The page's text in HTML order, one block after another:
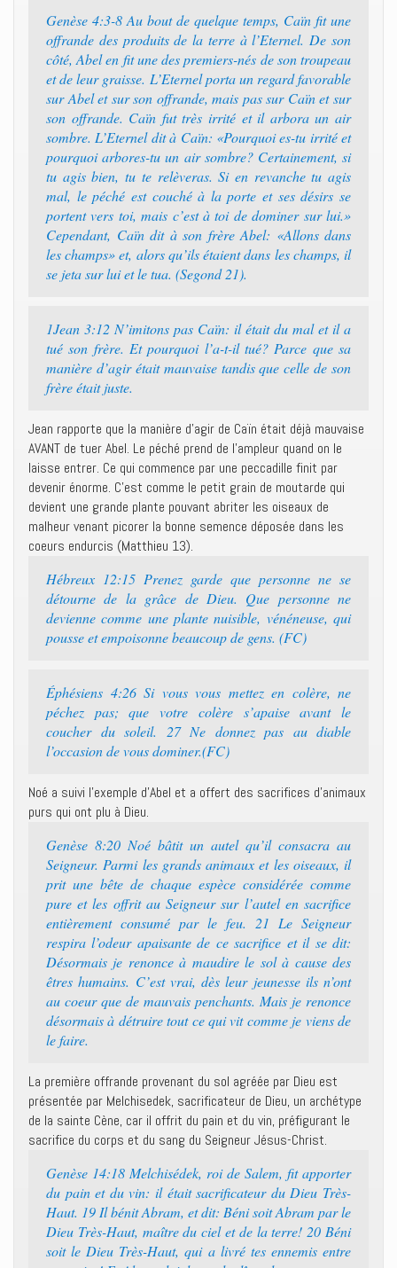
Genèse 4:3-8 Au bout de quelque temps, Caïn fit une
offrande des produits de la terre à l’Eternel. De son
côté, Abel en fit une des premiers-nés de son troupeau
et de leur graisse. L’Eternel porta un regard favorable
sur Abel et sur son offrande, mais pas sur Caïn et sur
son offrande. Caïn fut très irrité et il arbora un air
sombre. L’Eternel dit à Caïn: «Pourquoi es-tu irrité et
pourquoi arbores-tu un air sombre? Certainement, si
tu agis bien, tu te relèveras. Si en revanche tu agis
mal, le péché est couché à la porte et ses désirs se
portent vers toi, mais c’est à toi de dominer sur lui.»
Cependant, Caïn dit à son frère Abel: «Allons dans
les champs» et, alors qu’ils étaient dans les champs, il
se jeta sur lui et le tua. (Segond 21).
1Jean 3:12 N’imitons pas Caïn: il était du mal et il a
tué son frère. Et pourquoi l’a-t-il tué? Parce que sa
manière d’agir était mauvaise tandis que celle de son
frère était juste.
Jean rapporte que la manière d’agir de Caïn était déjà mauvaise
AVANT de tuer Abel. Le péché prend de l’ampleur quand on le
laisse entrer. Ce qui commence par une peccadille finit par
devenir énorme. C’est comme le petit grain de moutarde qui
devient une grande plante pouvant abriter les oiseaux de
malheur venant picorer la bonne semence déposée dans les
coeurs endurcis (Matthieu 13).
Hébreux 12:15 Prenez garde que personne ne se
détourne de la grâce de Dieu. Que personne ne
devienne comme une plante nuisible, vénéneuse, qui
pousse et empoisonne beaucoup de gens. (FC)
Éphésiens 4:26 Si vous vous mettez en colère, ne
péchez pas; que votre colère s’apaise avant le
coucher du soleil. 27 Ne donnez pas au diable
l’occasion de vous dominer.(FC)
Noé a suivi l’exemple d’Abel et a offert des sacrifices d’animaux
purs qui ont plu à Dieu.
Genèse 8:20 Noé bâtit un autel qu’il consacra au
Seigneur. Parmi les grands animaux et les oiseaux, il
prit une bête de chaque espèce considérée comme
pure et les offrit au Seigneur sur l’autel en sacrifice
entièrement consumé par le feu. 21 Le Seigneur
respira l’odeur apaisante de ce sacrifice et il se dit:
Désormais je renonce à maudire le sol à cause des
êtres humains. C’est vrai, dès leur jeunesse ils n’ont
au coeur que de mauvais penchants. Mais je renonce
désormais à détruire tout ce qui vit comme je viens de
le faire.
La première offrande provenant du sol agréée par Dieu est
présentée par Melchisedek, sacrificateur de Dieu, un archétype
de la sainte Cène, car il offrit du pain et du vin, préfigurant le
sacrifice du corps et du sang du Seigneur Jésus-Christ.
Genèse 14:18 Melchisédek, roi de Salem, fit apporter
du pain et du vin: il était sacrificateur du Dieu Très-
Haut. 19 Il bénit Abram, et dit: Béni soit Abram par le
Dieu Très-Haut, maître du ciel et de la terre! 20 Béni
soit le Dieu Très-Haut, qui a livré tes ennemis entre